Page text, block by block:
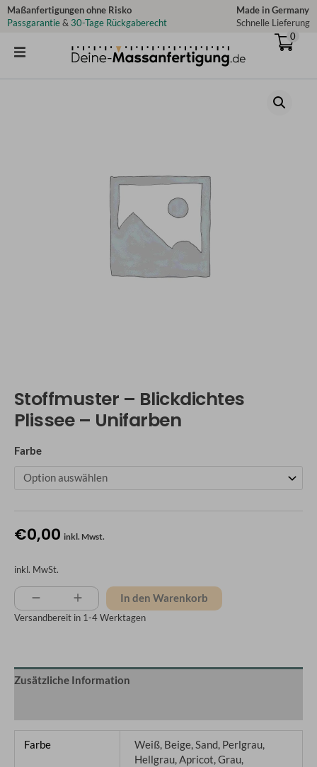
Zum
Inhalt
Maßanfertigungen ohne Risko
Passgarantie& 30-Tage Rückgaberecht
Made in Germany
Schnelle Lieferung
0
Stoffmuster – Blickdichtes
Plissee – Unifarben
Farbe
€0,00 inkl. Mwst.
inkl. MwSt.
In den Warenkorb
Versandbereit in 1-4 Werktagen
Zusätzliche Information
Farbe
Weiß, Beige, Sand, Perlgrau,
Hellgrau, Apricot, Grau,